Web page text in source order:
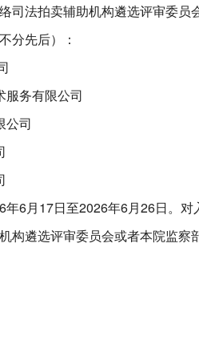
司法拍卖辅助机构遴选评审委员
分先后）：
务有限公司
司
6月17日至2026年6月26日。对
构遴选评审委员会或者本院监察